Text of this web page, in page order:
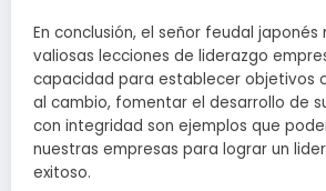
En conclusión, el señor feudal japonés
valiosas lecciones de liderazgo
capacidad para establecer objetivos
al cambio, fomentar el desarrollo de
con integridad son ejemplos que
nuestras empresas para lograr un
exitoso.